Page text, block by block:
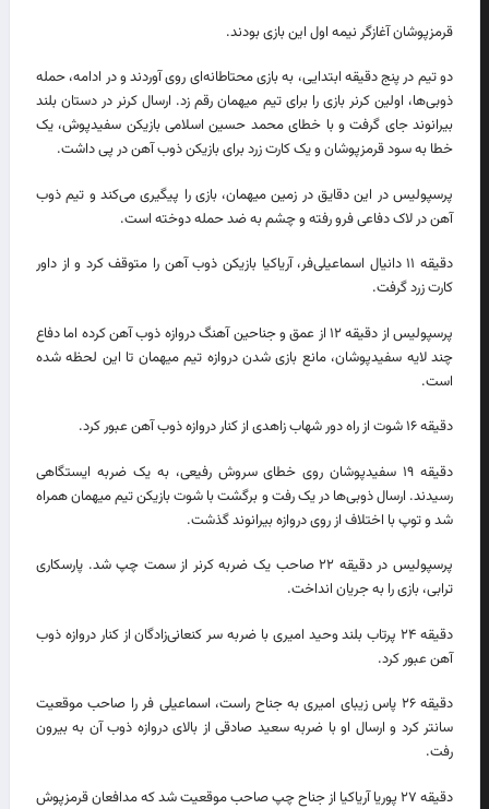
قرمزپوشان آغازگر نیمه اول این بازی بودند.
دو تیم در پنج دقیقه ابتدایی، به بازی محتاطانه‌ای روی آوردند و در ادامه، حمله
ذوبی‌ها، اولین کرنر بازی را برای تیم میهمان رقم زد. ارسال کرنر در دستان بلند
بیرانوند جای گرفت و با خطای محمد حسین اسلامی بازیکن سفیدپوش، یک
خطا به سود قرمزپوشان و یک کارت زرد برای بازیکن ذوب آهن در پی داشت.
پرسپولیس در این دقایق در زمین میهمان، بازی را پیگیری می‌کند و تیم ذوب
آهن در لاک دفاعی فرو رفته و چشم به ضد حمله دوخته است.
دقیقه ۱۱ دانیال اسماعیلی‌فر، آریاکیا بازیکن ذوب آهن را متوقف کرد و از داور
کارت زرد گرفت.
پرسپولیس از دقیقه ۱۲ از عمق و جناحین آهنگ دروازه ذوب آهن کرده اما دفاع
چند لایه سفیدپوشان، مانع بازی شدن دروازه تیم میهمان تا این لحظه شده
است.
دقیقه ۱۶ شوت از راه دور شهاب زاهدی از کنار دروازه ذوب آهن عبور کرد.
دقیقه ۱۹ سفیدپوشان روی خطای سروش رفیعی، به یک ضربه ایستگاهی
رسیدند. ارسال ذوبی‌ها در یک رفت و برگشت با شوت بازیکن تیم میهمان همراه
شد و توپ با اختلاف از روی دروازه بیرانوند گذشت.
پرسپولیس در دقیقه ۲۲ صاحب یک ضربه کرنر از سمت چپ شد. پارسکاری
ترابی، بازی را به جریان انداخت.
دقیقه ۲۴ پرتاب بلند وحید امیری با ضربه سر کنعانی‌زادگان از کنار دروازه ذوب
آهن عبور کرد.
دقیقه ۲۶ پاس زیبای امیری به جناح راست، اسماعیلی فر را صاحب موقعیت
سانتر کرد و ارسال او با ضربه سعید صادقی از بالای دروازه ذوب آن به بیرون
رفت.
دقیقه ۲۷ پوریا آریاکیا از جناح چپ صاحب موقعیت شد که مدافعان قرمزپوش